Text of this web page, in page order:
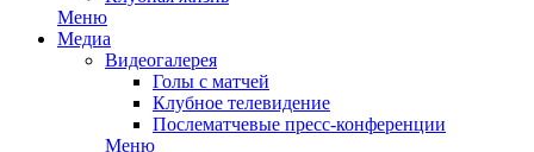
Меню
Медиа
Видеогалерея
Голы с матчей
Клубное телевидение
Послематчевые пресс-конференции
Меню